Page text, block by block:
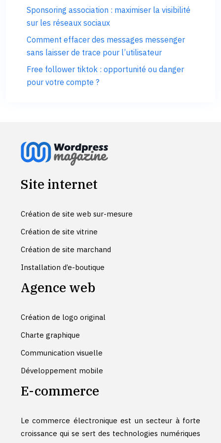
Sponsoring association : maximiser la visibilité
sur les réseaux sociaux
Comment effacer des messages messenger
sans laisser de trace pour l’utilisateur
Free follower tiktok : opportunité ou danger
pour votre compte ?
Site internet
Création de site web sur-mesure
Création de site vitrine
Création de site marchand
Installation d’e-boutique
Agence web
Création de logo original
Charte graphique
Communication visuelle
Développement mobile
E-commerce
Le commerce électronique est un secteur à forte
croissance qui se sert des technologies numériques